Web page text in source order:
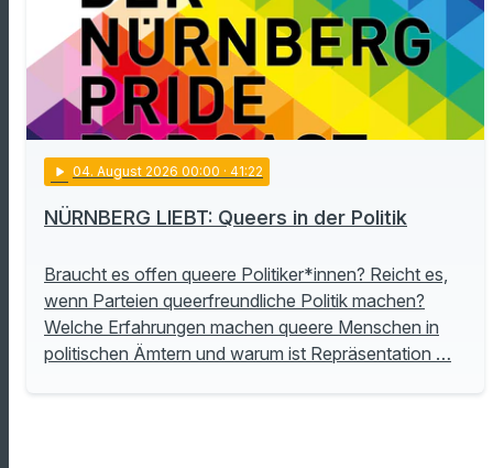
play_arrow 04. August 2026 00:00 · 41:22
NÜRNBERG LIEBT: Queers in der Politik
Braucht es offen queere Politiker*innen? Reicht es,
wenn Parteien queerfreundliche Politik machen?
Welche Erfahrungen machen queere Menschen in
politischen Ämtern und warum ist Repräsentation …